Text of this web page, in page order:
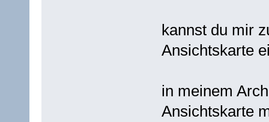
kannst du mir
Ansichtskarte
in meinem
Ansichtskarte